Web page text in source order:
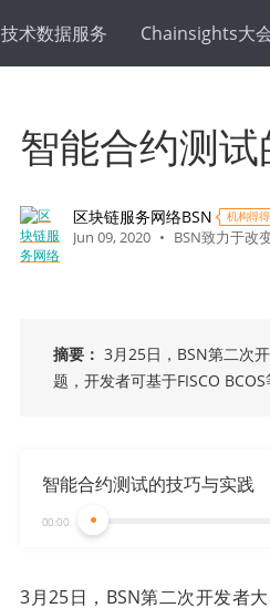
技术数据服务 Chainsights大
智能合约测
区块链服务网络BSN 机构得
Jun 09, 2020 • BSN致力于改
摘要： 3月25日，BSN第二次
题，开发者可基于FISCO
智能合约测试的技巧与实践
00:00
3月25日，BSN第二次开发者